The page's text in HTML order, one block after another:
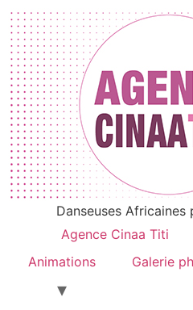
Danseuses Africaines
Agence Cinaa Titi
Animations
Galerie